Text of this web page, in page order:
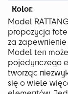
Kolor:
Model
propozycja
za
Model ten
pojedynczego
tworząc
się o wiele